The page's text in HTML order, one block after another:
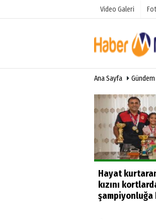
Video Galeri
Ana Sayfa Gündem
Hayat
kızını
şampiyonluğa